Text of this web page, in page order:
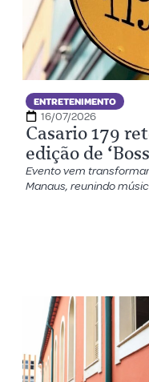
ENTRETENIMENTO
16/07/2026
Casario 179
edição de
Evento vem
Manaus, reunindo